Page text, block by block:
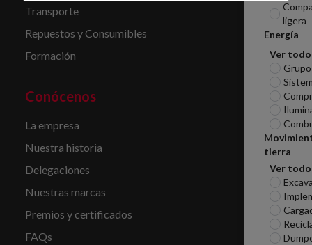
ligera
Energía
Ver todo
tierra
Ver todo
Transporte
Repuestos y Consumibles
Formación
Conócenos
La empresa
Nuestra historia
Delegaciones
Nuestras marcas
Premios y certificados
FAQs